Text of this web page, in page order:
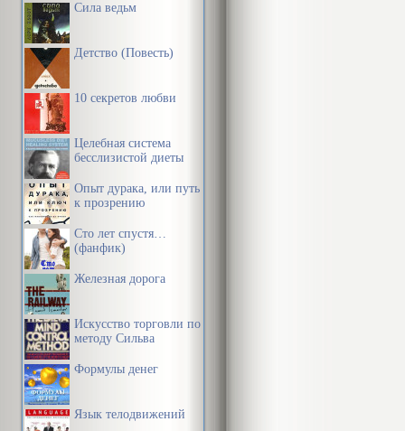
Сила ведьм
Детство (Повесть)
10 секретов любви
Целебная система
бесслизистой диеты
Опыт дурака, или путь
к прозрению
Сто лет спустя…
(фанфик)
Железная дорога
Искусство торговли по
методу Сильва
Формулы денег
Язык телодвижений